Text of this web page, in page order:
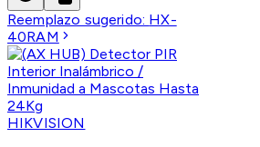
Reemplazo sugerido: HX-
40RAM
HIKVISION